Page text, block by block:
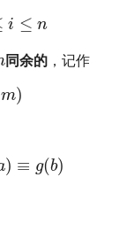
i ≤ n
同余的 ，记作
m)
) ≡ g(b)